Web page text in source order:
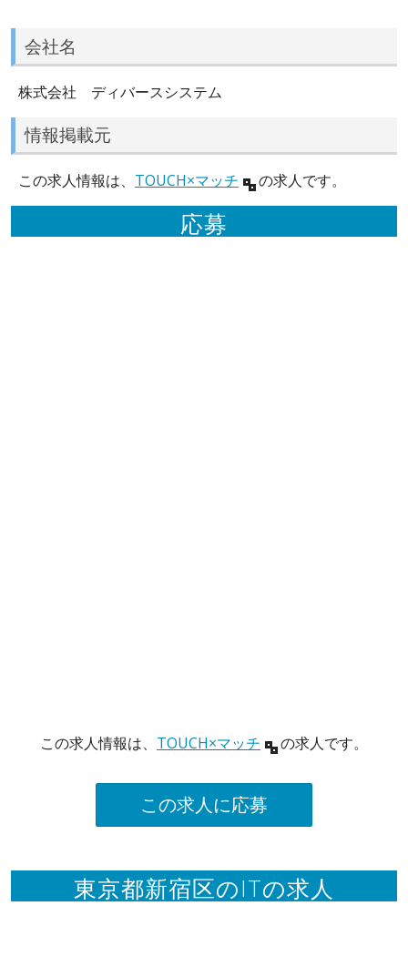
会社名
株式会社 ディバースシステム
情報掲載元
この求人情報は、 TOUCH×マッチ の求人です。
応募
この求人情報は、 TOUCH×マッチ の求人です。
この求人に応募
東京都新宿区のITの求人